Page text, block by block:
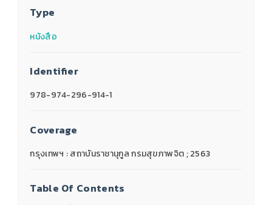
Type
หนังสือ
Identifier
978-974-296-914-1
Coverage
กรุงเทพฯ : สถาบันราชานุกูล กรมสุขภาพจิต ; 2563
Table Of Contents